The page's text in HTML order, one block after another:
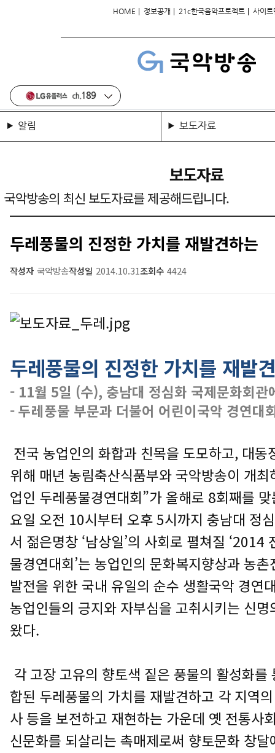
HOME | 정보공개 | 21c한국음악프로젝트 | 사이트
알림 보도자료
보도자료
국악방송의 최신 보도자료를 제공해드립니다.
두레풍물의 진정한 가치를 재발견하는
작성자 국악방송작성일 2014.10.31조회수 4424
두레풍물의 진정한 가치를 재발
- 11월 5일 (수), 충남대 정심화 국제문화회관
- 두레풍물 부문과 더불어 어린이국악 경연대
전국 농업인의 화합과 친목을 도모하고, 대동
위해 매년 농림축산식품부와 국악방송이 개
업인 두레풍물경연대회”가 올해로 8회째를
요일 오전 10시부터 오후 5시까지 충남대 정
서 젊은명창 ‘남상일’의 사회로 펼쳐질 ‘2014
물경연대회’는 농업인의 문화복지향상과 농
발전을 위한 국내 유일의 순수 생활국악 경연
농업인들의 긍지와 자부심을 고취시키는 신
왔다.
각 고장 고유의 향토색 짙은 풍물의 활성화를
합된 두레풍물의 가치를 재발견하고 각 지역
사 등을 보전하고 재현하는 가운데 옛 전통사
신문화를 되살리는 촉매제로써 향토문화 창